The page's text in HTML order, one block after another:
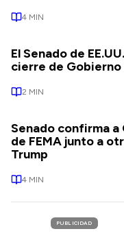
4 MIN
El Senado de
cierre de
2 MIN
Senado confirma
de FEMA junto a
Trump
4 MIN
PUBLICIDAD